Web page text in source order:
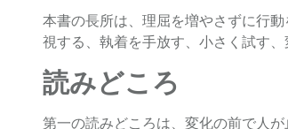
本書の長所は、理屈を増やさずに行
視する、執着を手放す、小さく試す
読みどころ
第一の読みどころは、変化の前で人